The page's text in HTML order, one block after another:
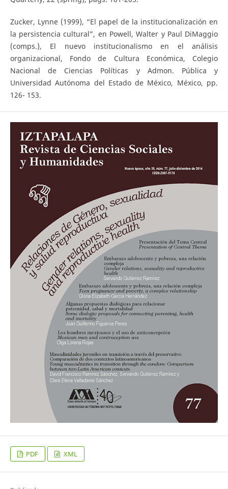
Zucker, Lynne (1999), “El papel de la institucionalización en
la persistencia cultural”, en Powell, Walter y Paul DiMaggio
(comps.), El nuevo institucionalismo en el análisis
organizacional, Fondo de Cultura Económica, Colegio
Nacional de Ciencias Políticas y Admon. Pública y
Universidad Autónoma del Estado de México, México, pp.
126- 153.
PDF XML